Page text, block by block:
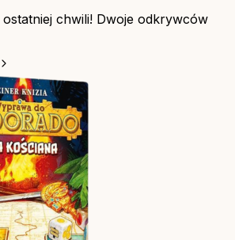
chwili! Dwoje odkrywców